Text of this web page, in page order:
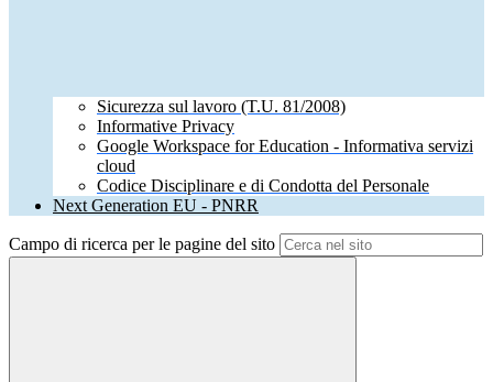
Sicurezza sul lavoro (T.U. 81/2008)
Informative Privacy
Google Workspace for Education - Informativa servizi
cloud
Codice Disciplinare e di Condotta del Personale
Next Generation EU - PNRR
Campo di ricerca per le pagine del sito